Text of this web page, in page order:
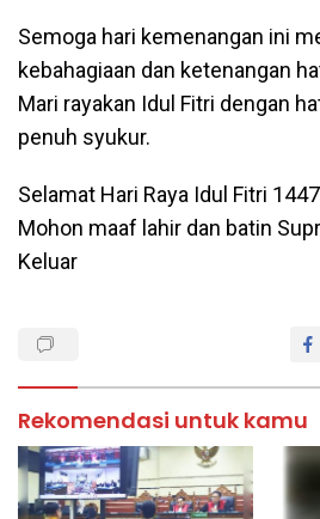
Semoga hari kemenangan ini
kebahagiaan dan ketenangan
Mari rayakan Idul Fitri dengan
penuh syukur.
Selamat Hari Raya Idul Fitri
Mohon maaf lahir dan batin
Keluar
Rekomendasi untuk kamu